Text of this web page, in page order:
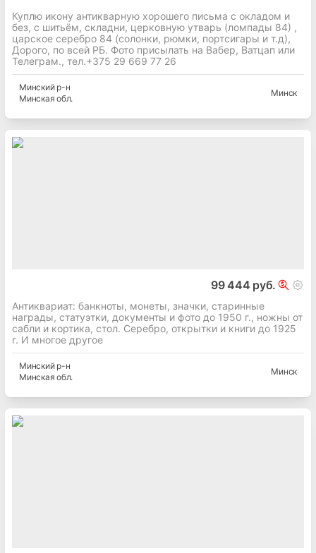
Куплю икону антикварную хорошего письма c окладом и
без, с шитьём, складни, церковную утварь (ломпады 84) ,
царское серебро 84 (солонки, рюмки, портсигары и т.д),
Дорого, по всей РБ. Фото присылать на Вабер, Ватцап или
Телеграм., тел.+375 29 669 77 26
Минскийр-н
Минская обл.
Минск
99 444 руб.
Антиквариат: банкноты, монеты, значки, старинные
награды, статуэтки, документы и фото до 1950 г., ножны от
сабли и кортика, стол. Серебро, открытки и книги до 1925
г. И многое другое
Минскийр-н
Минская обл.
Минск